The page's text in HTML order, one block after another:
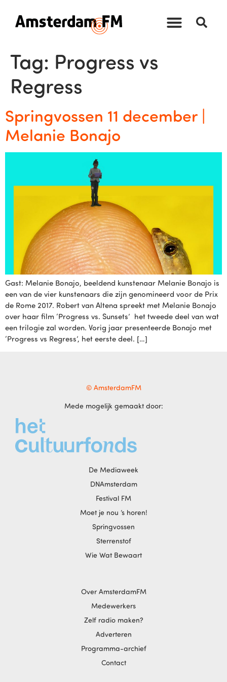
Tag: Progress vs
Regress
Springvossen 11 december |
Melanie Bonajo
Gast: Melanie Bonajo, beeldend kunstenaar Melanie Bonajo is
een van de vier kunstenaars die zijn genomineerd voor de Prix
de Rome 2017. Robert van Altena spreekt met Melanie Bonajo
over haar film ‘Progress vs. Sunsets’ het tweede deel van wat
een trilogie zal worden. Vorig jaar presenteerde Bonajo met
‘Progress vs Regress’, het eerste deel. […]
© AmsterdamFM
Mede mogelijk gemaakt door:
De Mediaweek
DNAmsterdam
Festival FM
Moet je nou ‘s horen!
Springvossen
Sterrenstof
Wie Wat Bewaart
Over AmsterdamFM
Medewerkers
Zelf radio maken?
Adverteren
Programma-archief
Contact